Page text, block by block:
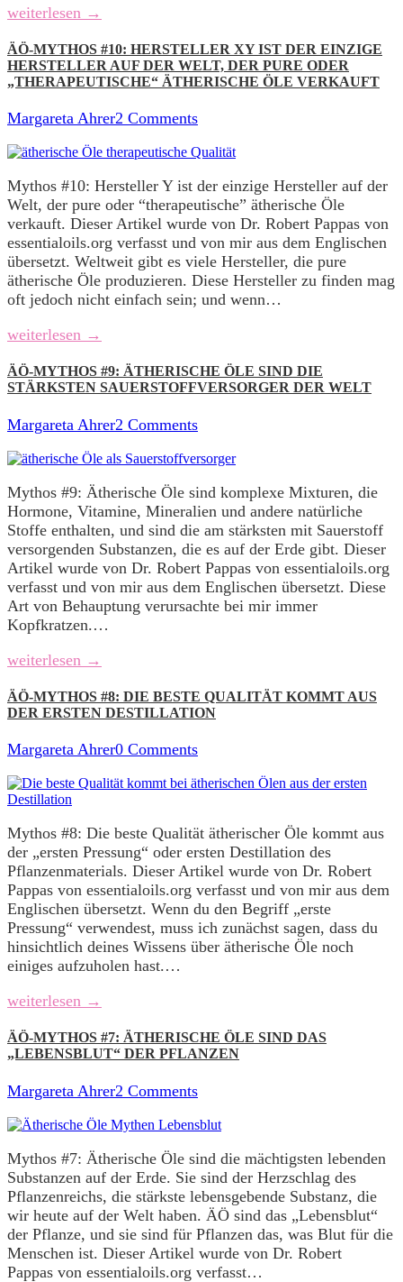
weiterlesen →
ÄÖ-MYTHOS #10: HERSTELLER XY IST DER EINZIGE
HERSTELLER AUF DER WELT, DER PURE ODER
„THERAPEUTISCHE“ ÄTHERISCHE ÖLE VERKAUFT
Margareta Ahrer2 Comments
Mythos #10: Hersteller Y ist der einzige Hersteller auf der
Welt, der pure oder “therapeutische” ätherische Öle
verkauft. Dieser Artikel wurde von Dr. Robert Pappas von
essentialoils.org verfasst und von mir aus dem Englischen
übersetzt. Weltweit gibt es viele Hersteller, die pure
ätherische Öle produzieren. Diese Hersteller zu finden mag
oft jedoch nicht einfach sein; und wenn…
weiterlesen →
ÄÖ-MYTHOS #9: ÄTHERISCHE ÖLE SIND DIE
STÄRKSTEN SAUERSTOFFVERSORGER DER WELT
Margareta Ahrer2 Comments
Mythos #9: Ätherische Öle sind komplexe Mixturen, die
Hormone, Vitamine, Mineralien und andere natürliche
Stoffe enthalten, und sind die am stärksten mit Sauerstoff
versorgenden Substanzen, die es auf der Erde gibt. Dieser
Artikel wurde von Dr. Robert Pappas von essentialoils.org
verfasst und von mir aus dem Englischen übersetzt. Diese
Art von Behauptung verursachte bei mir immer
Kopfkratzen.…
weiterlesen →
ÄÖ-MYTHOS #8: DIE BESTE QUALITÄT KOMMT AUS
DER ERSTEN DESTILLATION
Margareta Ahrer0 Comments
Mythos #8: Die beste Qualität ätherischer Öle kommt aus
der „ersten Pressung“ oder ersten Destillation des
Pflanzenmaterials. Dieser Artikel wurde von Dr. Robert
Pappas von essentialoils.org verfasst und von mir aus dem
Englischen übersetzt. Wenn du den Begriff „erste
Pressung“ verwendest, muss ich zunächst sagen, dass du
hinsichtlich deines Wissens über ätherische Öle noch
einiges aufzuholen hast.…
weiterlesen →
ÄÖ-MYTHOS #7: ÄTHERISCHE ÖLE SIND DAS
„LEBENSBLUT“ DER PFLANZEN
Margareta Ahrer2 Comments
Mythos #7: Ätherische Öle sind die mächtigsten lebenden
Substanzen auf der Erde. Sie sind der Herzschlag des
Pflanzenreichs, die stärkste lebensgebende Substanz, die
wir heute auf der Welt haben. ÄÖ sind das „Lebensblut“
der Pflanze, und sie sind für Pflanzen das, was Blut für die
Menschen ist. Dieser Artikel wurde von Dr. Robert
Pappas von essentialoils.org verfasst…